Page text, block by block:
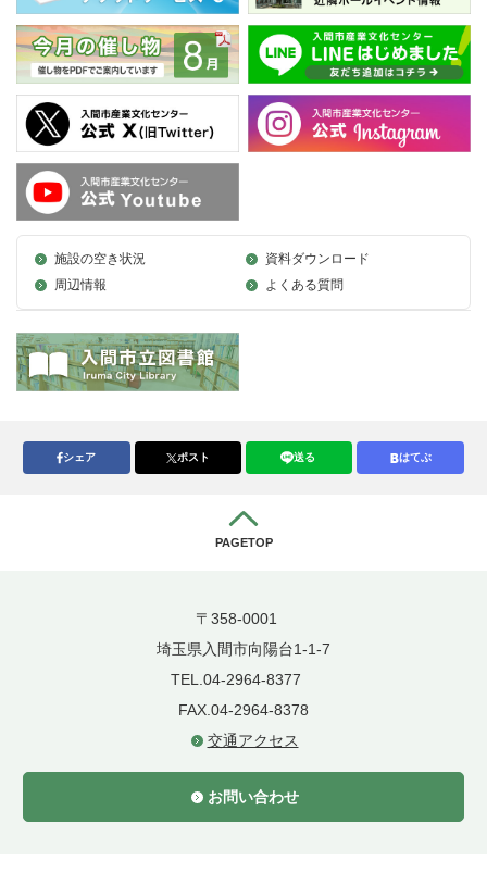
施設の空き状況
資料ダウンロード
周辺情報
よくある質問
シェア ポスト 送る はてぶ
PAGETOP
〒358-0001
埼玉県入間市向陽台1-1-7
TEL.04-2964-8377
FAX.04-2964-8378
交通アクセス
お問い合わせ